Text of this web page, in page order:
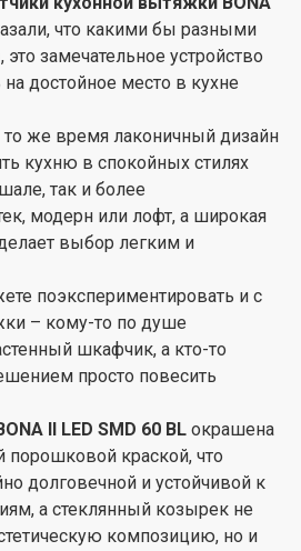
двумя самыми
лампами, которые
работы (свыше 25 000 ч) и
SMD производят
что является наиболее
и обеспечивают
на зрение.
к распространенной
что позволяет при
лампу в любом магазине
и с легкостью заменить.
на современном рынке
то, чтоТМ ELEYUSв
предоставляет 5-ти летнюю
которая подкреплена
центров во всех регионах
что какими бы разными
замечательное устройство
достойное место в кухне
же время лаконичный дизайн
кухню в спокойных стилях
так и более
модерн или лофт, а широкая
выбор легким и
поэкспериментировать и с
– кому-то по душе
шкафчик, а кто-то
просто повесить
ІІ LED SMD 60 BL окрашена
порошковой краской, что
долговечной и устойчивой к
а стеклянный козырек не
композицию, но и